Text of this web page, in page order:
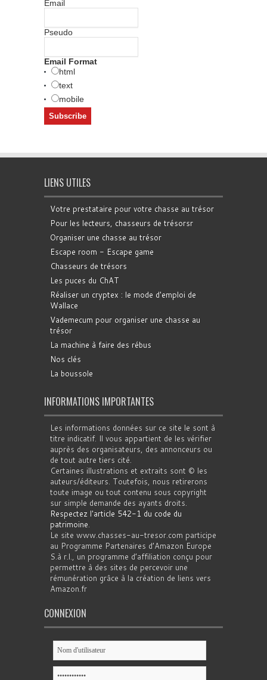
Email
Pseudo
Email Format
html
text
mobile
LIENS UTILES
Votre prestataire pour votre chasse au trésor
Pour les lecteurs, chasseurs de trésorsr
Organiser une chasse au trésor
Escape room - Escape game
Chasseurs de trésors
Les puces du ChAT
Réaliser un cryptex : le mode d'emploi de
Wallace
Vademecum pour organiser une chasse au
trésor
La machine à faire des rébus
Nos clés
La boussole
INFORMATIONS IMPORTANTES
Les informations données sur ce site le sont à
titre indicatif. Il vous appartient de les vérifier
auprès des organisateurs, des annonceurs ou
de tout autre tiers cité.
Certaines illustrations et extraits sont © les
auteurs/éditeurs. Toutefois, nous retirerons
toute image ou tout contenu sous copyright
sur simple demande des ayants droits.
Respectez l'article 542-1 du code du
patrimoine.
Le site www.chasses-au-tresor.com participe
au Programme Partenaires d’Amazon Europe
S.à r.l., un programme d’affiliation conçu pour
permettre à des sites de percevoir une
rémunération grâce à la création de liens vers
Amazon.fr
CONNEXION